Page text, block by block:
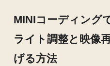
MINIコーディング
ライト調整と映像
げる方法